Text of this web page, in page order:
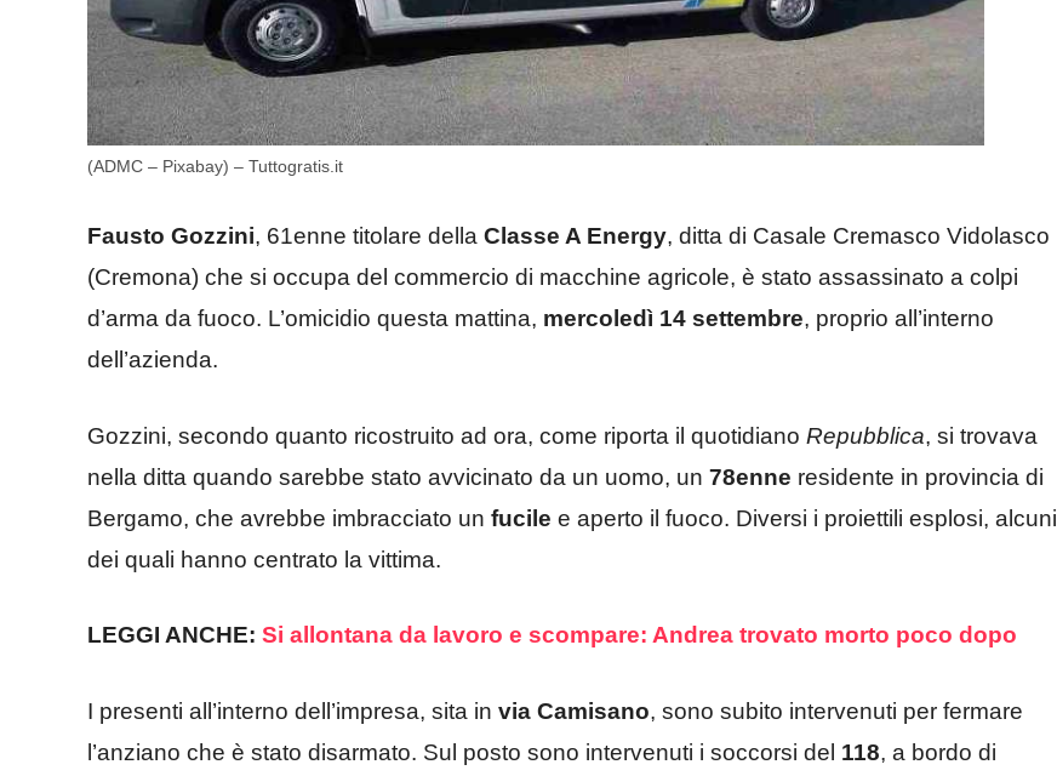
(ADMC – Pixabay) – Tuttogratis.it
Fausto Gozzini, 61enne titolare della Classe A Energy, ditta di Casale Cremasco Vidolasco
(Cremona) che si occupa del commercio di macchine agricole, è stato assassinato a colpi
d’arma da fuoco. L’omicidio questa mattina, mercoledì 14 settembre, proprio all’interno
dell’azienda.
Gozzini, secondo quanto ricostruito ad ora, come riporta il quotidiano Repubblica, si trovava
nella ditta quando sarebbe stato avvicinato da un uomo, un 78enne residente in provincia di
Bergamo, che avrebbe imbracciato un fucile e aperto il fuoco. Diversi i proiettili esplosi, alcuni
dei quali hanno centrato la vittima.
LEGGI ANCHE: Si allontana da lavoro e scompare: Andrea trovato morto poco dopo
I presenti all’interno dell’impresa, sita in via Camisano, sono subito intervenuti per fermare
l’anziano che è stato disarmato. Sul posto sono intervenuti i soccorsi del 118, a bordo di